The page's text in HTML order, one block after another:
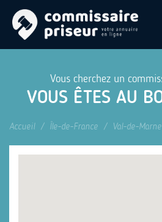
Vous cherchez un
VOUS ÊTES AU
Accueil Île-de-France Val-de-Marne